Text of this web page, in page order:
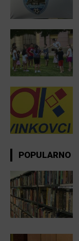
POPULARNO